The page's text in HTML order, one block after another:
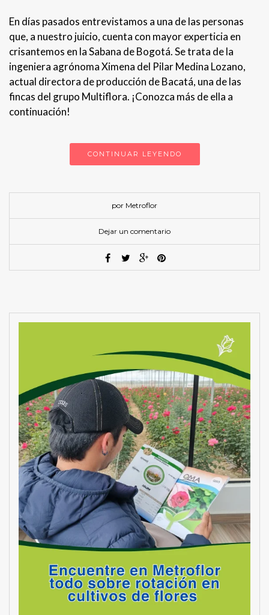
En días pasados entrevistamos a una de las personas
que, a nuestro juicio, cuenta con mayor experticia en
crisantemos en la Sabana de Bogotá. Se trata de la
ingeniera agrónoma Ximena del Pilar Medina Lozano,
actual directora de producción de Bacatá, una de las
fincas del grupo Multiflora. ¡Conozca más de ella a
continuación!
CONTINUAR LEYENDO
por Metroflor
Dejar un comentario